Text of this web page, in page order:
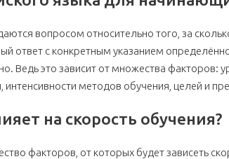
слов нужно знать для повседневного
языка
эффективно самостоятельное изучение языков?
вы потратите на изучение английского?
вопросом относительно того, за
ответ с конкретным указанием
Ведь это зависит от множества факторов:
интенсивности методов обучения, целей и
на скорость обучения?
факторов, от которых будет зависеть